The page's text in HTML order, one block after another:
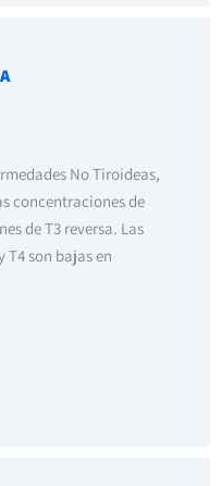
No Tiroideas,
concentraciones de
de T3 reversa. Las
T4 son bajas en